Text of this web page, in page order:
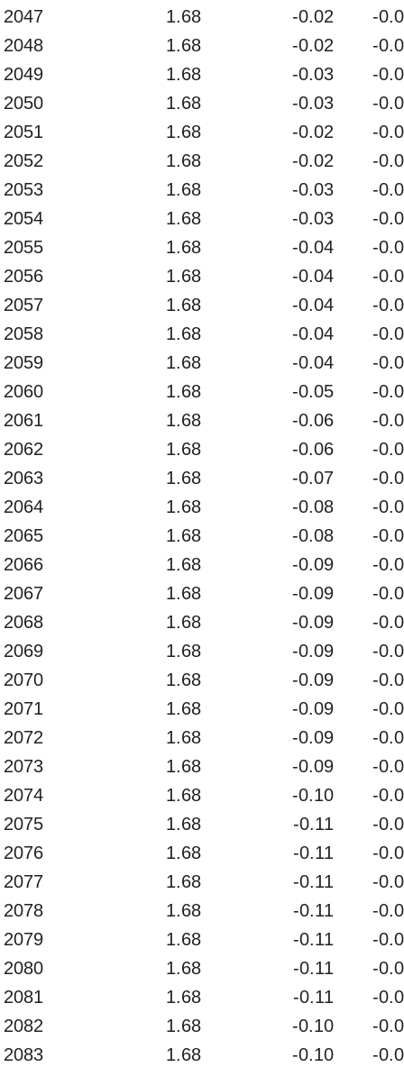
2047 1.68 -0.02
-
2048
1.68 -0.02
-
2049
1.68 -0.03
-
2050
1.68 -0.03
-
2051
1.68 -0.02
-
2052
1.68 -0.02
-
2053
1.68 -0.03
-
2054
1.68 -0.03
-
2055
1.68 -0.04
-
2056
1.68 -0.04
-
2057
1.68 -0.04
-
2058
1.68 -0.04
-
2059
1.68 -0.04
-
2060
1.68 -0.05
-
2061
1.68 -0.06
-
2062
1.68 -0.06
-
2063
1.68 -0.07
-
2064
1.68 -0.08
-
2065
1.68 -0.08
-
2066
1.68 -0.09
-
2067
1.68 -0.09
-
2068
1.68 -0.09
-
2069
1.68 -0.09
-
2070
1.68 -0.09
-
2071
1.68 -0.09
-
2072
1.68 -0.09
-
2073
1.68 -0.09
-
2074
1.68 -0.10
-
2075
1.68 -0.11
-
2076
1.68 -0.11
-
2077
1.68 -0.11
-
2078
1.68 -0.11
-
2079
1.68 -0.11
-
2080
1.68 -0.11
-
2081
1.68 -0.11
-
2082
1.68 -0.10
-
2083
1.68 -0.10
-